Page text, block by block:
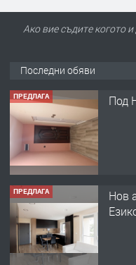
Ако вие съдите когото
Последни обяви
ПРЕДЛАГА Под
ПРЕДЛАГА
Нов